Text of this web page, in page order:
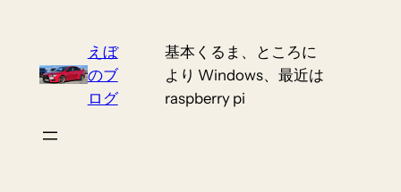
content
えぼ
のブ
ログ
基本くるま、ところに
より Windows、最近は
raspberry pi